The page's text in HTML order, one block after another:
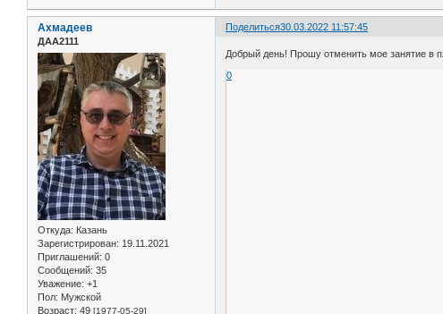
Поделиться30.03.2022 11:57:45
Ахмадеев
ДАА2111
Откуда: Казань
Зарегистрирован: 19.11.2021
Приглашений: 0
Сообщений: 35
Уважение: +1
Пол: Мужской
Возраст: 49 [1977-05-29]
Добрый день! Прошу отменить мое занятие в
0